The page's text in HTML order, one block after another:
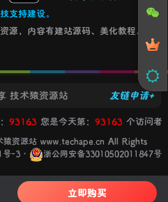
支持建设。
源，内容有建站源码、美化教程、精
友链申请+
技术猿资源站
93163 您是今天第： 93163 个访问者
猿资源站 www.techape.cn All Rights
号-3 ・ 浙公网安备33010502011847号
立即购买